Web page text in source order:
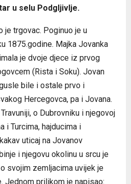
u selu Podgljivlje.
je trgovac. Poginuo je u
1875.godine. Majka Jovanka
je dvoje djece iz prvog
(Rista i Soku). Jovan
bile i ostale prvo i
Hercegovca, pa i Jovana.
o Dubrovniku i njegovoj
i Turcima, hajducima i
uticaj na Jovanov
i njegovu okolinu u srcu je
svojim zemljacima uvijek je
Jednom prilikom je napisao: